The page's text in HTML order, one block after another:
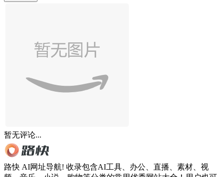
暂无评论...
路快 AI网址导航! 收录包含AI工具、办公、直播、素材、视